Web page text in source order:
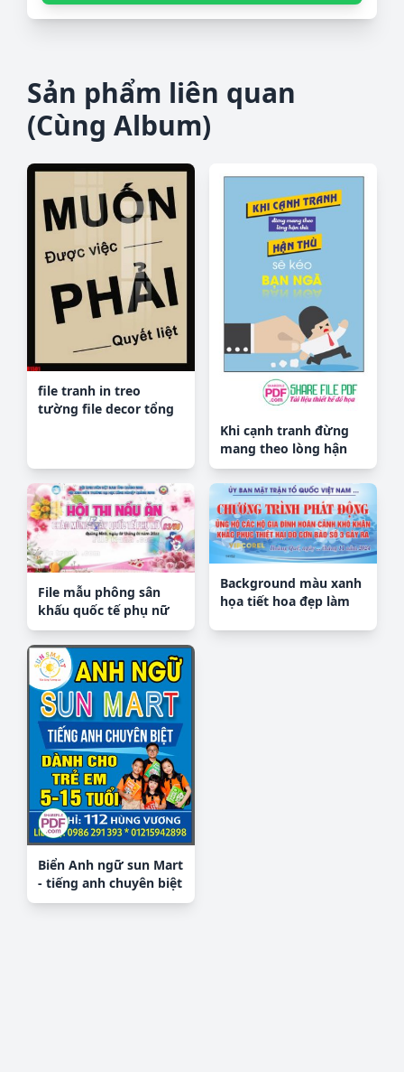
Sản phẩm liên quan
(Cùng Album)
file tranh in treo
tường file decor tổng
Khi cạnh tranh đừng
mang theo lòng hận
thù file vector PDF
File mẫu phông sân
khấu quốc tế phụ nữ
8/3 mã 174
Background màu xanh
họa tiết hoa đẹp làm
Biển Anh ngữ sun Mart
- tiếng anh chuyên biệt
file PDF & CDR